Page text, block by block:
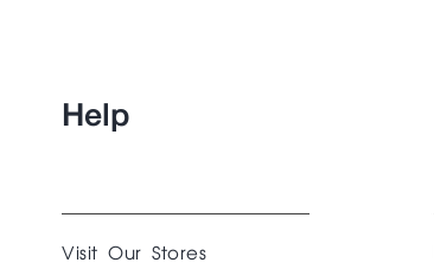
Help
Visit Our Stores